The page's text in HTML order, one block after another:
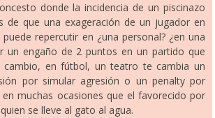
donde la incidencia de un piscinazo
de que una exageración de un jugador en
repercutir en ¿una personal? ¿en una
un engaño de 2 puntos en un partido que
cambio, en fútbol, un teatro te cambia un
por simular agresión o un penalty por
en muchas ocasiones que el favorecido por
se lleve al gato al agua.